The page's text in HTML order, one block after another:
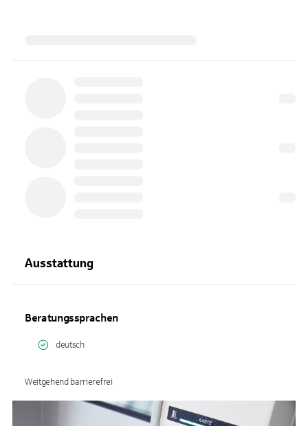
Ausstattung
Beratungssprachen
deutsch
Weitgehend barrierefrei